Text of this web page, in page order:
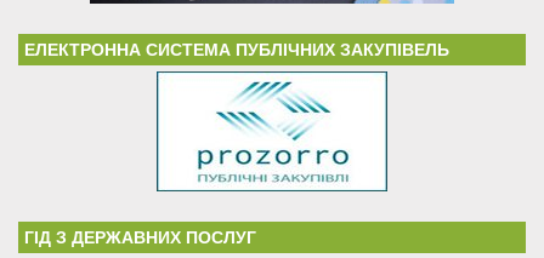
ЕЛЕКТРОННА СИСТЕМА ПУБЛІЧНИХ ЗАКУПІВЕЛЬ
ГІД З ДЕРЖАВНИХ ПОСЛУГ